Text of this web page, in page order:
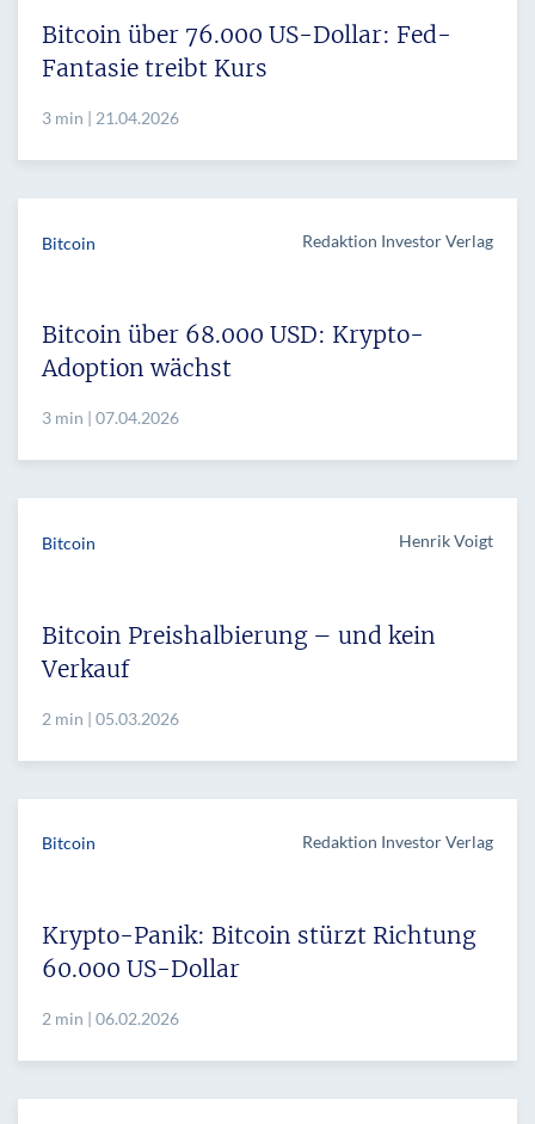
Bitcoin über 76.000 US-Dollar: Fed-
Fantasie treibt Kurs
3 min | 21.04.2026
Bitcoin Redaktion Investor Verlag
Bitcoin über 68.000 USD: Krypto-
Adoption wächst
3 min | 07.04.2026
Bitcoin Henrik Voigt
Bitcoin Preishalbierung – und kein
Verkauf
2 min | 05.03.2026
Bitcoin Redaktion Investor Verlag
Krypto-Panik: Bitcoin stürzt Richtung
60.000 US-Dollar
2 min | 06.02.2026